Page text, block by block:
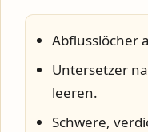
Abflusslöcher
Untersetzer
leeren.
Schwere,